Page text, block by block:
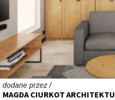
dodane przez /
MAGDA CIURKOT